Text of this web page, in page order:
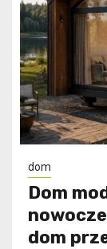
dom
Dom
dom